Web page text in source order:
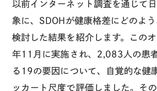
以前インターネット調査を通じて
象に、 SDOH が健康格差にどのよ
検討した結果を紹介します。このオ
年11 月に実施され、 2,083 人の患
る 19の要因について、自覚的な健
ッカート尺度で評価しました。そ